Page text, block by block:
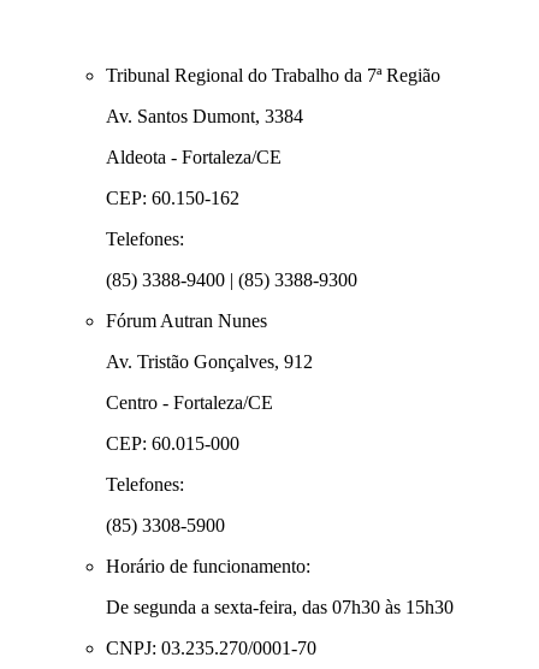
Tribunal Regional do Trabalho da 7ª Região
Av. Santos Dumont, 3384
Aldeota - Fortaleza/CE
CEP: 60.150-162
Telefones:
(85) 3388-9400 | (85) 3388-9300
Fórum Autran Nunes
Av. Tristão Gonçalves, 912
Centro - Fortaleza/CE
CEP: 60.015-000
Telefones:
(85) 3308-5900
Horário de funcionamento:
De segunda a sexta-feira, das 07h30 às 15h30
CNPJ: 03.235.270/0001-70